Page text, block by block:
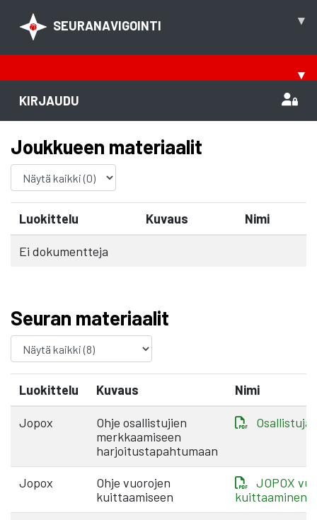
SEURANAVIGOINTI ▾
▾
KIRJAUDU
Joukkueen materiaalit
Luokittelu Kuvaus Nimi
Ei dokumentteja
Seuran materiaalit
Luokittelu Kuvaus Nimi
Jopox
Ohje osallistujien
merkkaamiseen
harjoitustapahtumaan
Jopox
Ohje vuorojen
kuittaamiseen
JOPOX